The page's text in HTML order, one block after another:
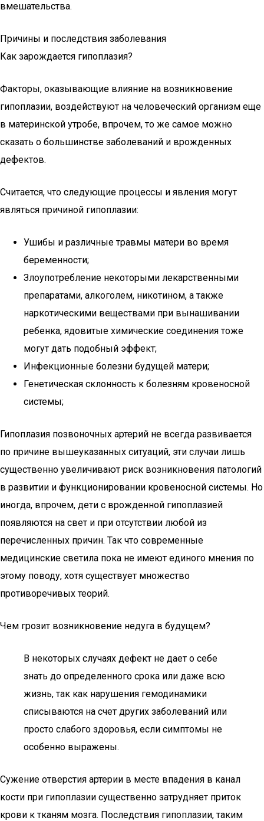
вмешательства.
Причины и последствия заболевания
Как зарождается гипоплазия?
Факторы, оказывающие влияние на возникновение
гипоплазии, воздействуют на человеческий организм еще
в материнской утробе, впрочем, то же самое можно
сказать о большинстве заболеваний и врожденных
дефектов.
Считается, что следующие процессы и явления могут
являться причиной гипоплазии:
Ушибы и различные травмы матери во время
беременности;
Злоупотребление некоторыми лекарственными
препаратами, алкоголем, никотином, а также
наркотическими веществами при вынашивании
ребенка, ядовитые химические соединения тоже
могут дать подобный эффект;
Инфекционные болезни будущей матери;
Генетическая склонность к болезням кровеносной
системы;
Гипоплазия позвоночных артерий не всегда развивается
по причине вышеуказанных ситуаций, эти случаи лишь
существенно увеличивают риск возникновения патологий
в развитии и функционировании кровеносной системы. Но
иногда, впрочем, дети с врожденной гипоплазией
появляются на свет и при отсутствии любой из
перечисленных причин. Так что современные
медицинские светила пока не имеют единого мнения по
этому поводу, хотя существует множество
противоречивых теорий.
Чем грозит возникновение недуга в будущем?
В некоторых случаях дефект не дает о себе
знать до определенного срока или даже всю
жизнь, так как нарушения гемодинамики
списываются на счет других заболеваний или
просто слабого здоровья, если симптомы не
особенно выражены.
Сужение отверстия артерии в месте впадения в канал
кости при гипоплазии существенно затрудняет приток
крови к тканям мозга. Последствия гипоплазии, таким